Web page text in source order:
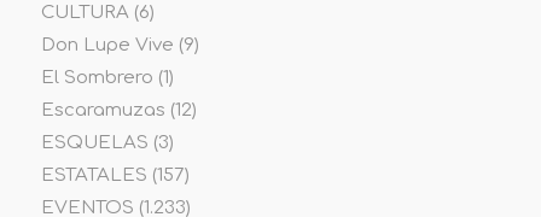
CULTURA(6)
Don Lupe Vive (9)
El Sombrero (1)
Escaramuzas (12)
ESQUELAS (3)
ESTATALES (157)
EVENTOS (1.233)